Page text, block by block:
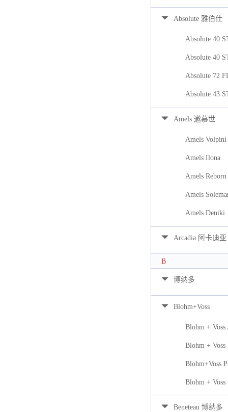
Absolute 雅伯仕
Absolute 40
Absolute 40
Absolute 72
Absolute 43
Amels 遨慕世
Amels Volpini
Amels Ilona
Amels
Amels
Amels Deniki
Arcadia 阿卡迪亚
B
博纳多
Blohm+Voss
Blohm + Voss
Blohm +
Blohm+Voss
Blohm + Voss
Beneteau 博纳多